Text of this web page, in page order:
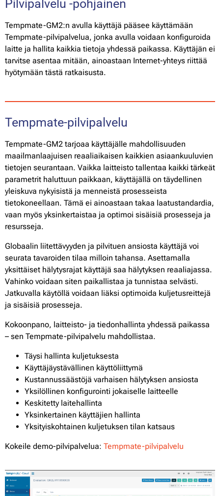
Pilvipalvelu -pohjainen
Tempmate-GM2:n avulla käyttäjä pääsee käyttämään
Tempmate-pilvipalvelua, jonka avulla voidaan konfiguroida
laitte ja hallita kaikkia tietoja yhdessä paikassa. Käyttäjän ei
tarvitse asentaa mitään, ainoastaan Internet-yhteys riittää
hyötymään tästä ratkaisusta.
Tempmate-pilvipalvelu
Tempmate-GM2 tarjoaa käyttäjälle mahdollisuuden
maailmanlaajuisen reaaliaikaisen kaikkien asiaankuuluvien
tietojen seurantaan. Vaikka laitteisto tallentaa kaikki tärkeät
parametrit haluttuun paikkaan, käyttäjällä on täydellinen
yleiskuva nykyisistä ja menneistä prosesseista
tietokoneellaan. Tämä ei ainoastaan takaa laatustandardia,
vaan myös yksinkertaistaa ja optimoi sisäisiä prosesseja ja
resursseja.
Globaalin liitettävyyden ja pilvituen ansiosta käyttäjä voi
seurata tavaroiden tilaa milloin tahansa. Asettamalla
yksittäiset hälytysrajat käyttäjä saa hälytyksen reaaliajassa.
Vahinko voidaan siten paikallistaa ja tunnistaa selvästi.
Jatkuvalla käytöllä voidaan liäksi optimoida kuljetusreittejä
ja sisäisiä prosesseja.
Kokoonpano, laitteisto- ja tiedonhallinta yhdessä paikassa
– sen Tempmate-pilvipalvelu mahdollistaa.
Täysi hallinta kuljetuksesta
Käyttäjäystävällinen käyttöliittymä
Kustannussäästöjä varhaisen hälytyksen ansiosta
Yksilöllinen konfigurointi jokaiselle laitteelle
Keskitetty laitehallinta
Yksinkertainen käyttäjien hallinta
Yksityiskohtainen kuljetuksen tilan katsaus
Kokeile demo-pilvipalvelua: Tempmate-pilvipalvelu